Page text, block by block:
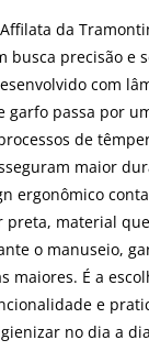
da
busca precisão e
com
garfo passa por
de
maior
ergonômico
preta, material
o manuseio,
maiores. É a
e
no dia a